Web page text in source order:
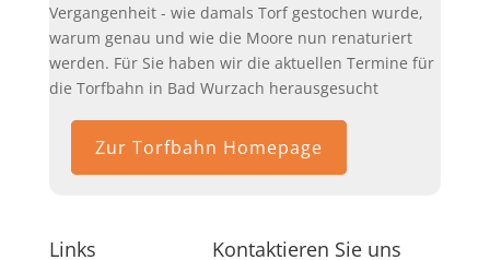
Vergangenheit - wie damals Torf gestochen wurde,
warum genau und wie die Moore nun renaturiert
werden. Für Sie haben wir die aktuellen Termine für
die Torfbahn in Bad Wurzach herausgesucht
Zur Torfbahn Homepage
Links Kontaktieren Sie uns